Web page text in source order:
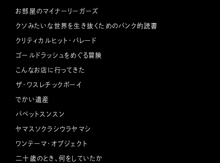
お部屋のマイナーリーガーズ
クソみたいな世界を生き抜くためのパンク的読書
クリティカルヒット・パレード
ゴールドラッシュをめぐる冒険
こんなお店に行ってきた
ザ・ワスレチックボーイ
でかい遺産
パペットスンスン
ヤマスソクラシウラヤマシ
ワンテーマ・オブジェクト
二十歳のとき、何をしていたか